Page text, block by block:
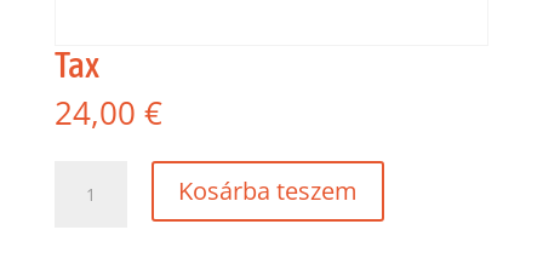
Tax
24,00 €
mennyiség
Kosárba teszem